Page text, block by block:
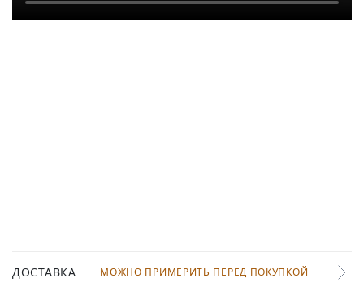
ДОСТАВКА МОЖНО ПРИМЕРИТЬ ПЕРЕД ПОКУПКОЙ